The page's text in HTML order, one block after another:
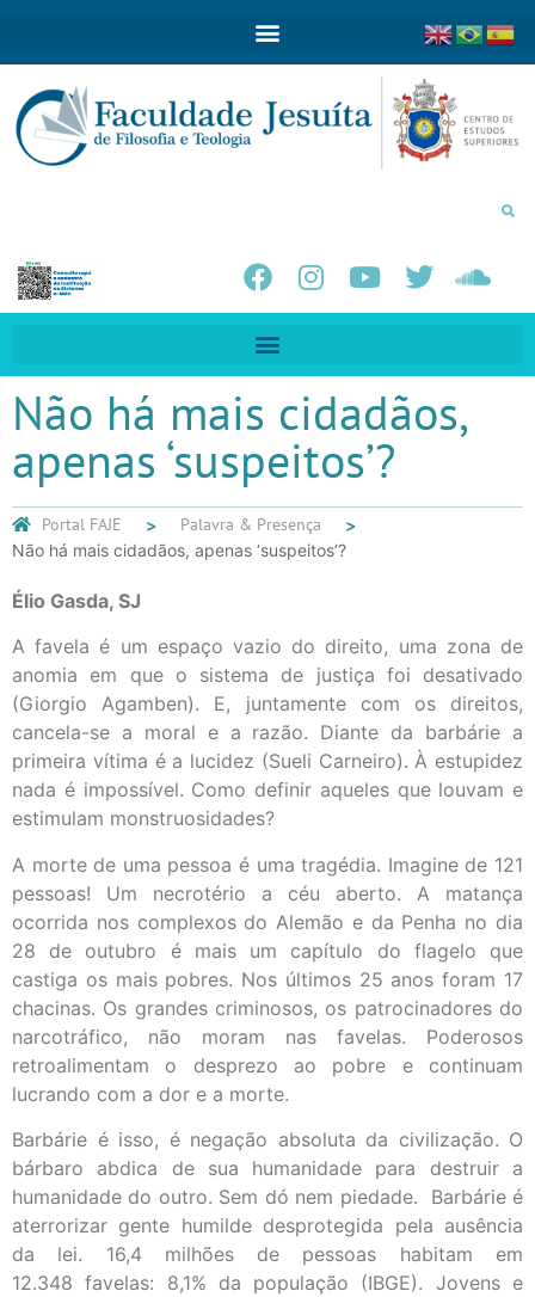
Não há mais cidadãos,
apenas ‘suspeitos’?
Portal FAJE Palavra & Presença
Não há mais cidadãos, apenas ‘suspeitos’?
Élio Gasda, SJ
A favela é um espaço vazio do direito, uma zona de
anomia em que o sistema de justiça foi desativado
(Giorgio Agamben). E, juntamente com os direitos,
cancela-se a moral e a razão. Diante da barbárie a
primeira vítima é a lucidez (Sueli Carneiro). À estupidez
nada é impossível. Como definir aqueles que louvam e
estimulam monstruosidades?
A morte de uma pessoa é uma tragédia. Imagine de 121
pessoas! Um necrotério a céu aberto. A matança
ocorrida nos complexos do Alemão e da Penha no dia
28 de outubro é mais um capítulo do flagelo que
castiga os mais pobres. Nos últimos 25 anos foram 17
chacinas. Os grandes criminosos, os patrocinadores do
narcotráfico, não moram nas favelas. Poderosos
retroalimentam o desprezo ao pobre e continuam
lucrando com a dor e a morte.
Barbárie é isso, é negação absoluta da civilização. O
bárbaro abdica de sua humanidade para destruir a
humanidade do outro. Sem dó nem piedade. Barbárie é
aterrorizar gente humilde desprotegida pela ausência
da lei. 16,4 milhões de pessoas habitam em
12.348 favelas: 8,1% da população (IBGE). Jovens e